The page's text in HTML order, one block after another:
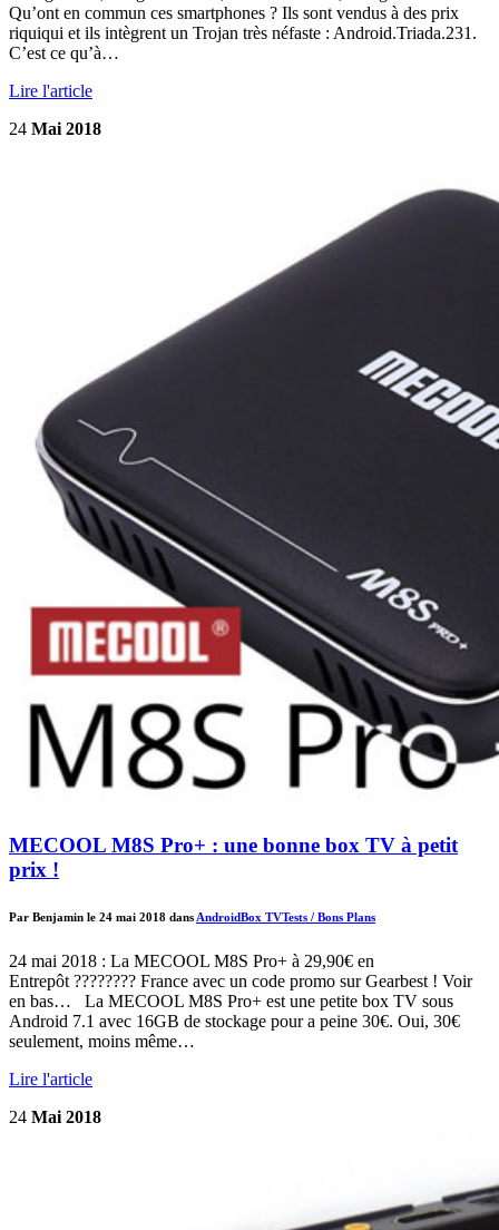
Qu’ont en commun ces smartphones ? Ils sont vendus à des prix
riquiqui et ils intègrent un Trojan très néfaste : Android.Triada.231.
C’est ce qu’à…
Lire l'article
24 Mai 2018
MECOOL M8S Pro+ : une bonne box TV à petit
prix !
Par Benjamin le 24 mai 2018 dans AndroidBox TVTests / Bons Plans
24 mai 2018 : La MECOOL M8S Pro+ à 29,90€ en
Entrepôt ???????? France avec un code promo sur Gearbest ! Voir
en bas… La MECOOL M8S Pro+ est une petite box TV sous
Android 7.1 avec 16GB de stockage pour a peine 30€. Oui, 30€
seulement, moins même…
Lire l'article
24 Mai 2018